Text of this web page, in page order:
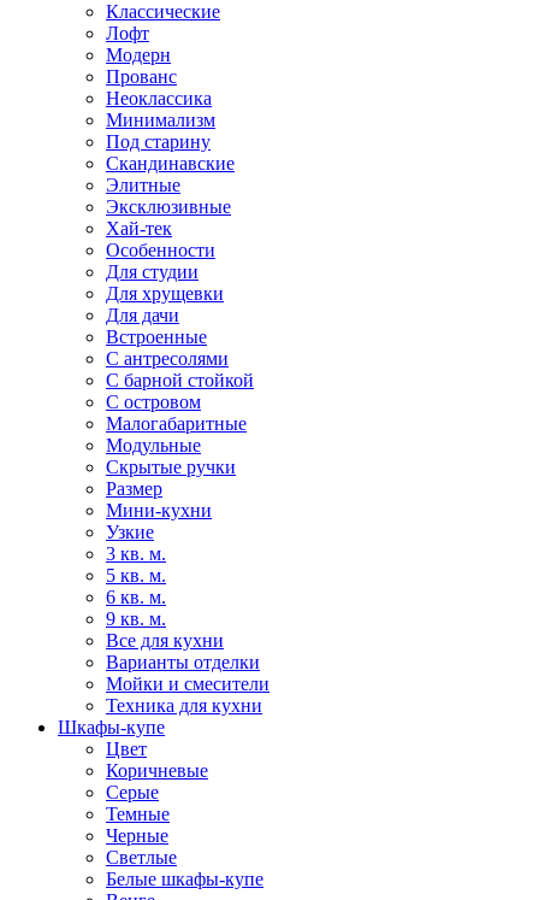
Классические
Лофт
Модерн
Прованс
Неоклассика
Минимализм
Под старину
Скандинавские
Элитные
Эксклюзивные
Хай-тек
Особенности
Для студии
Для хрущевки
Для дачи
Встроенные
С антресолями
С барной стойкой
С островом
Малогабаритные
Модульные
Скрытые ручки
Размер
Мини-кухни
Узкие
3 кв. м.
5 кв. м.
6 кв. м.
9 кв. м.
Все для кухни
Варианты отделки
Мойки и смесители
Техника для кухни
Шкафы-купе
Цвет
Коричневые
Серые
Темные
Черные
Светлые
Белые шкафы-купе